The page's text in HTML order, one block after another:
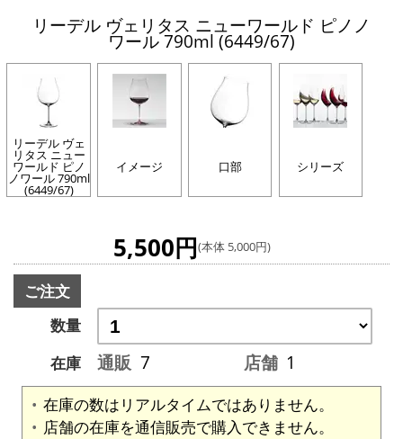
リーデル ヴェリタス ニューワールド ピノノ
ワール 790ml (6449/67)
リーデル ヴェ
リタス ニュー
ワールド ピノ
ノワール 790ml
(6449/67)
イメージ 口部 シリーズ
5,500円(本体 5,000円)
ご注文
数量
在庫
通販 7 店舗 1
在庫の数はリアルタイムではありません。
店舗の在庫を通信販売で購入できません。